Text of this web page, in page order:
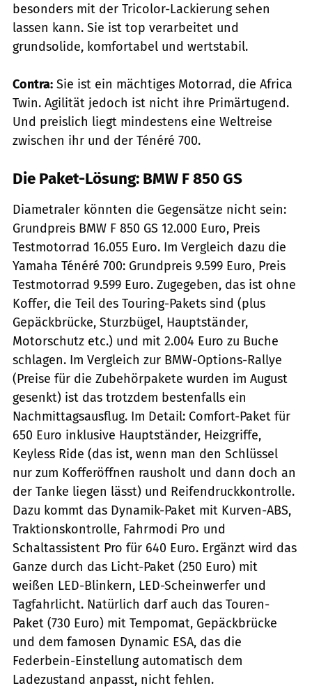
besonders mit der Tricolor-Lackierung sehen
lassen kann. Sie ist top verarbeitet und
grundsolide, komfortabel und wertstabil.
Contra: Sie ist ein mächtiges Motorrad, die Africa
Twin. Agilität jedoch ist nicht ihre Primär­tugend.
Und preislich liegt mindestens eine Weltreise
zwischen ihr und der Ténéré 700.
Die Paket-Lösung: BMW F 850 GS
Diametraler könnten die Gegensätze nicht sein:
Grundpreis BMW F 850 GS 12.000 Euro, Preis
Testmotorrad 16.055 Euro. Im Vergleich dazu die
Yamaha Ténéré 700: Grundpreis 9.599 Euro, Preis
Testmotorrad 9.599 Euro. Zugegeben, das ist ohne
Koffer, die Teil des Touring-Pakets sind (plus
Gepäckbrücke, Sturzbügel, Hauptständer,
Motorschutz etc.) und mit 2.004 Euro zu Buche
schlagen. Im Vergleich zur BMW-Options-Rallye
(Preise für die Zubehörpakete wurden im August
gesenkt) ist das trotzdem bestenfalls ein
Nachmittagsausflug. Im Detail: Comfort-Paket für
650 Euro inklusive Hauptständer, Heizgriffe,
Keyless Ride (das ist, wenn man den Schlüssel
nur zum Kofferöffnen rausholt und dann doch an
der Tanke liegen lässt) und Reifendruckkontrolle.
Dazu kommt das Dynamik-Paket mit Kurven-ABS,
Traktionskontrolle, Fahrmodi Pro und
Schaltassistent Pro für 640 Euro. Ergänzt wird das
Ganze durch das Licht-Paket (250 Euro) mit
weißen LED-Blinkern, LED-Scheinwerfer und
Tagfahrlicht. Natürlich darf auch das Touren-
Paket (730 Euro) mit Tempomat, Gepäckbrücke
und dem famosen Dynamic ESA, das die
Federbein-Einstellung automatisch dem
Ladezustand anpasst, nicht fehlen.